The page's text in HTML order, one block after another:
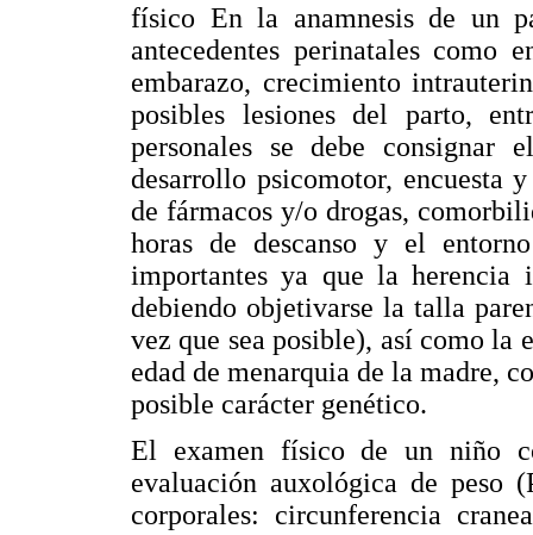
físico En la anamnesis de un
antecedentes perinatales como
embarazo, crecimiento
posibles lesiones del parto,
personales se debe consignar
desarrollo psicomotor, encuesta
de fármacos y/o drogas,
horas de descanso y el
importantes ya que la
debiendo objetivarse la talla
vez que sea posible), así como la
edad de menarquia de la madre,
posible carácter genético.
El examen físico de un niño
evaluación auxológica de peso
corporales: circunferencia